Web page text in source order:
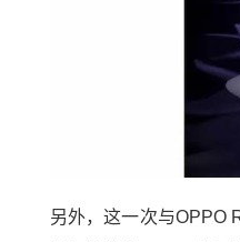
另外，这一次与OPPO